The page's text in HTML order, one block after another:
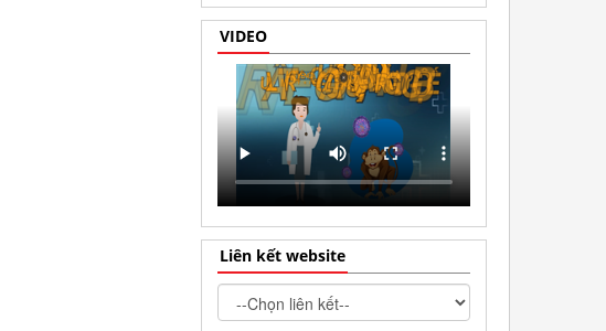
VIDEO
Liên kết website